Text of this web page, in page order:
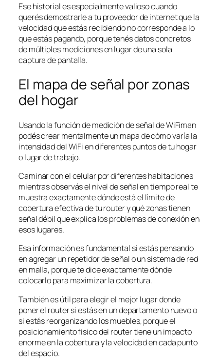
Ese historial es especialmente valioso cuando
querés demostrarle a tu proveedor de internet que la
velocidad que estás recibiendo no corresponde a lo
que estás pagando, porque tenés datos concretos
de múltiples mediciones en lugar de una sola
captura de pantalla.
El mapa de señal por zonas
del hogar
Usando la función de medición de señal de WiFiman
podés crear mentalmente un mapa de cómo varía la
intensidad del WiFi en diferentes puntos de tu hogar
o lugar de trabajo.
Caminar con el celular por diferentes habitaciones
mientras observás el nivel de señal en tiempo real te
muestra exactamente dónde está el límite de
cobertura efectiva de tu router y qué zonas tienen
señal débil que explica los problemas de conexión en
esos lugares.
Esa información es fundamental si estás pensando
en agregar un repetidor de señal o un sistema de red
en malla, porque te dice exactamente dónde
colocarlo para maximizar la cobertura.
También es útil para elegir el mejor lugar donde
poner el router si estás en un departamento nuevo o
si estás reorganizando los muebles, porque el
posicionamiento físico del router tiene un impacto
enorme en la cobertura y la velocidad en cada punto
del espacio.